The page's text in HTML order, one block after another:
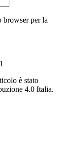
browser per la
è stato
4.0 Italia.